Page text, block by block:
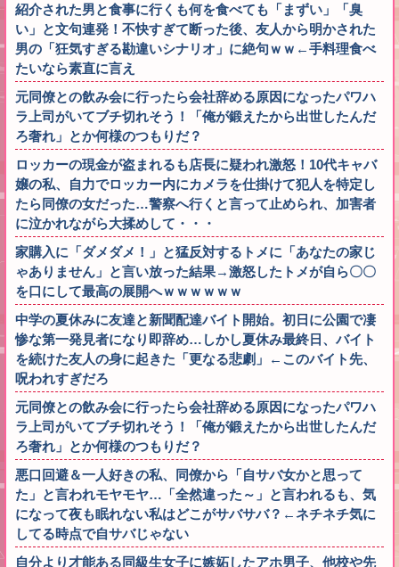
紹介された男と食事に行くも何を食べても「まずい」「臭
い」と文句連発！不快すぎて断った後、友人から明かされた
男の「狂気すぎる勘違いシナリオ」に絶句ｗｗ←手料理食べ
たいなら素直に言え
元同僚との飲み会に行ったら会社辞める原因になったパワハ
ラ上司がいてブチ切れそう！「俺が鍛えたから出世したんだ
ろ奢れ」とか何様のつもりだ？
ロッカーの現金が盗まれるも店長に疑われ激怒！10代キャバ
嬢の私、自力でロッカー内にカメラを仕掛けて犯人を特定し
たら同僚の女だった…警察へ行くと言って止められ、加害者
に泣かれながら大揉めして・・・
家購入に「ダメダメ！」と猛反対するトメに「あなたの家じ
ゃありません」と言い放った結果→激怒したトメが自ら〇〇
を口にして最高の展開へｗｗｗｗｗｗ
中学の夏休みに友達と新聞配達バイト開始。初日に公園で凄
惨な第一発見者になり即辞め…しかし夏休み最終日、バイト
を続けた友人の身に起きた「更なる悲劇」←このバイト先、
呪われすぎだろ
元同僚との飲み会に行ったら会社辞める原因になったパワハ
ラ上司がいてブチ切れそう！「俺が鍛えたから出世したんだ
ろ奢れ」とか何様のつもりだ？
悪口回避＆一人好きの私、同僚から「自サバ女かと思って
た」と言われモヤモヤ…「全然違った～」と言われるも、気
になって夜も眠れない私はどこがサバサバ？←ネチネチ気に
してる時点で自サバじゃない
自分より才能ある同級生女子に嫉妬したアホ男子、他校や先